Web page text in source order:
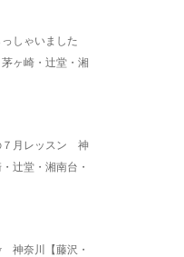
っしゃいました
ヶ崎・辻堂・湘
７月レッスン 神
辻堂・湘南台・
神奈川【藤沢・